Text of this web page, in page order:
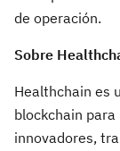
de operación.
Sobre
Healthchain es
blockchain
innovadores,